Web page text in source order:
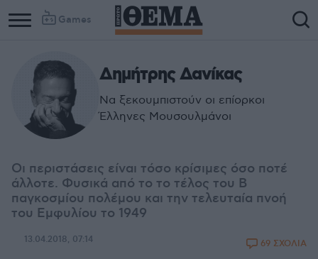
Games
Δημήτρης Δανίκας
Να ξεκουμπιστούν οι επίορκοι
Έλληνες Μουσουλμάνοι
Οι περιστάσεις είναι τόσο κρίσιμες όσο ποτέ
άλλοτε. Φυσικά από το το τέλος του Β
παγκοσμίου πολέμου και την τελευταία πνοή
του Εμφυλίου το 1949
13.04.2018, 07:14 69 ΣΧΟΛΙΑ